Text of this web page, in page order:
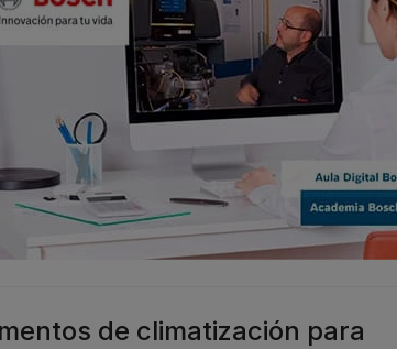
de climatización para